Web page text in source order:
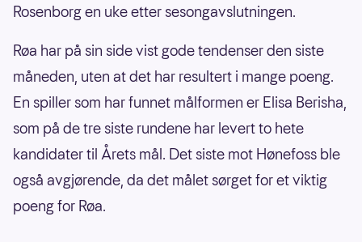
Rosenborg en uke etter sesongavslutningen.
Røa har på sin side vist gode tendenser den siste
måneden, uten at det har resultert i mange poeng.
En spiller som har funnet målformen er Elisa Berisha,
som på de tre siste rundene har levert to hete
kandidater til Årets mål. Det siste mot Hønefoss ble
også avgjørende, da det målet sørget for et viktig
poeng for Røa.